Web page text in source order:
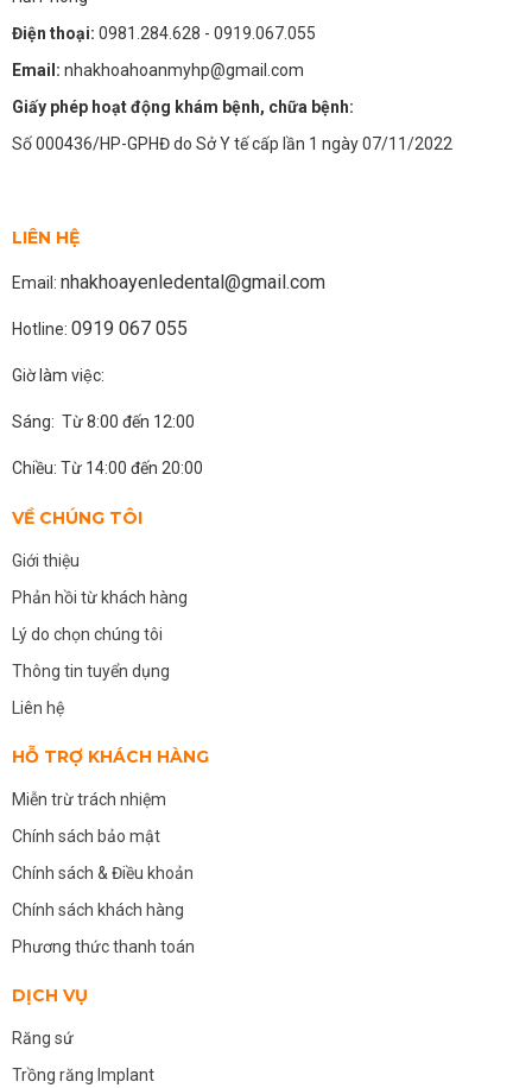
Điện thoại: 0981.284.628 - 0919.067.055
Email: nhakhoahoanmyhp@gmail.com
Giấy phép hoạt động khám bệnh, chữa bệnh:
Số 000436/HP-GPHĐ do Sở Y tế cấp lần 1 ngày 07/11/2022
LIÊN HỆ
Email: nhakhoayenledental@gmail.com
Hotline: 0919 067 055
Giờ làm việc:
Sáng: Từ 8:00 đến 12:00
Chiều: Từ 14:00 đến 20:00
VỀ CHÚNG TÔI
Giới thiệu
Phản hồi từ khách hàng
Lý do chọn chúng tôi
Thông tin tuyển dụng
Liên hệ
HỖ TRỢ KHÁCH HÀNG
Miễn trừ trách nhiệm
Chính sách bảo mật
Chính sách & Điều khoản
Chính sách khách hàng
Phương thức thanh toán
DỊCH VỤ
Răng sứ
Trồng răng Implant